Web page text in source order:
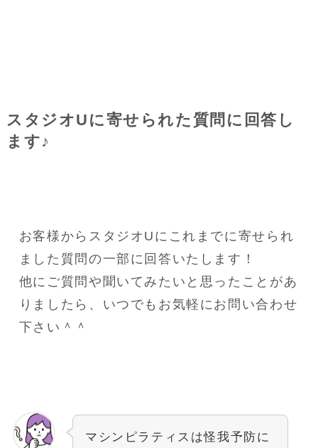
スタジオUに寄せられた質問に回答し
ます♪
お客様からスタジオUにこれまでに寄せられ
ました質問の一部に回答いたします！
他にご質問や聞いてみたいと思ったことがあ
りましたら、いつでもお気軽にお問い合わせ
下さい＾＾
マシンピラティスは怪我予防に